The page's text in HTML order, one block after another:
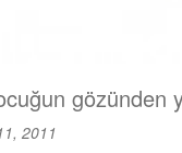
gözünden
2011